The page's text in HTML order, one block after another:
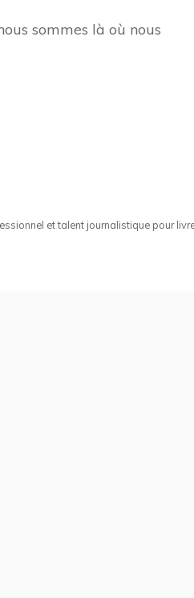
sommes là où nous
et talent journalistique pour